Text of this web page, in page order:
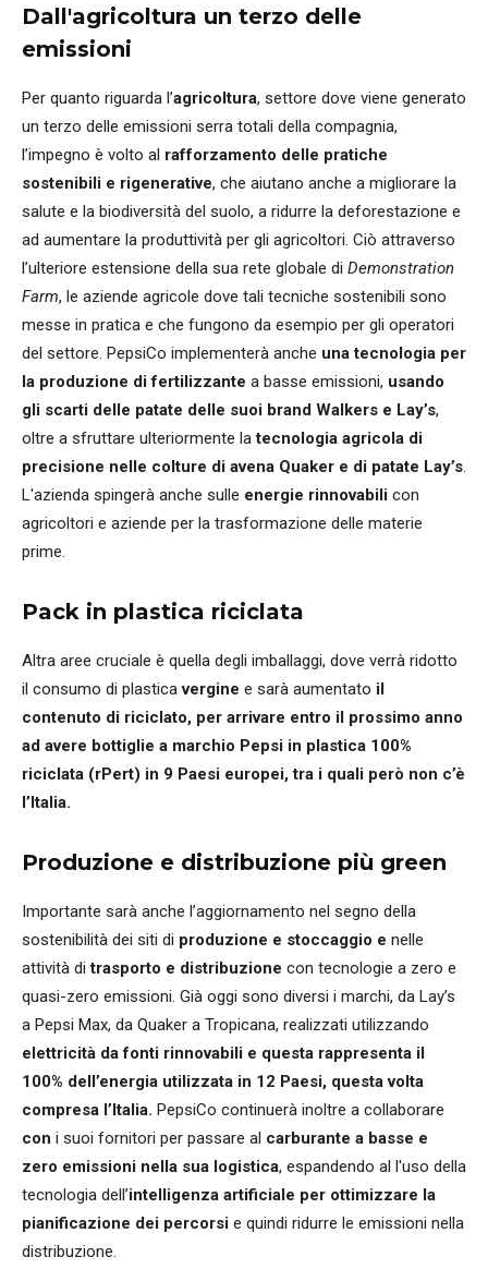
Dall'agricoltura un terzo delle
emissioni
Per quanto riguarda l’agricoltura, settore dove viene generato
un terzo delle emissioni serra totali della compagnia,
l’impegno è volto al rafforzamento delle pratiche
sostenibili e rigenerative, che aiutano anche a migliorare la
salute e la biodiversità del suolo, a ridurre la deforestazione e
ad aumentare la produttività per gli agricoltori. Ciò attraverso
l’ulteriore estensione della sua rete globale di Demonstration
Farm, le aziende agricole dove tali tecniche sostenibili sono
messe in pratica e che fungono da esempio per gli operatori
del settore. PepsiCo implementerà anche una tecnologia per
la produzione di fertilizzante a basse emissioni, usando
gli scarti delle patate delle suoi brand Walkers e Lay’s,
oltre a sfruttare ulteriormente latecnologia agricola di
precisione nelle colture di avena Quaker e di patate Lay’s.
L'azienda spingerà anche sulle energie rinnovabili con
agricoltori e aziende per la trasformazione delle materie
prime.
Pack in plastica riciclata
Altra aree cruciale è quella degli imballaggi, dove verrà ridotto
il consumo di plasticavergine e sarà aumentato il
contenuto di riciclato, per arrivare entro il prossimo anno
ad avere bottiglie a marchio Pepsi in plastica 100%
riciclata (rPert) in 9 Paesi europei, tra i quali però non c’è
l’Italia.
Produzione e distribuzione più green
Importante sarà anche l’aggiornamento nel segno della
sostenibilità dei siti di produzione e stoccaggio e nelle
attività di trasporto e distribuzione con tecnologie a zero e
quasi-zero emissioni. Già oggi sono diversi i marchi, da Lay’s
a Pepsi Max, da Quaker a Tropicana, realizzati utilizzando
elettricità da fonti rinnovabili e questa rappresenta il
100% dell’energia utilizzata in 12 Paesi, questa volta
compresa l’Italia. PepsiCo continuerà inoltre a collaborare
con i suoi fornitori per passare al carburante a basse e
zero emissioni nella sua logistica, espandendo al l'uso della
tecnologia dell’intelligenza artificiale per ottimizzare la
pianificazione dei percorsi e quindi ridurre le emissioni nella
distribuzione.